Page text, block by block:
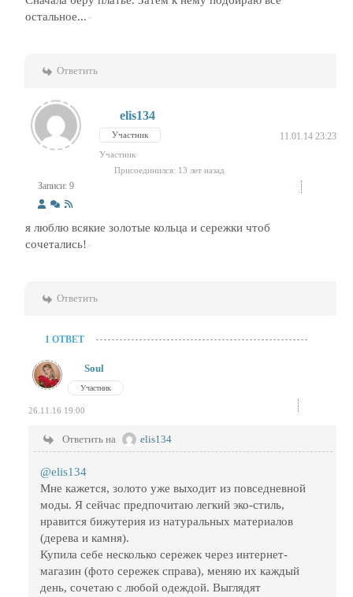
остальное...
Ответить
Записи: 9
elis134
Участник 11.01.14 23:23
Участник
Присоединился: 13 лет назад
я люблю всякие золотые кольца и сережки чтоб
сочетались!
Ответить
1 ОТВЕТ
Soul
Участник
26.11.16 19:00
Ответить на elis134
@elis134
Мне кажется, золото уже выходит из повседневной
моды. Я сейчас предпочитаю легкий эко-стиль,
нравится бижутерия из натуральных материалов
(дерева и камня).
Купила себе несколько сережек через интернет-
магазин (фото сережек справа), меняю их каждый
день, сочетаю с любой одеждой. Выглядят